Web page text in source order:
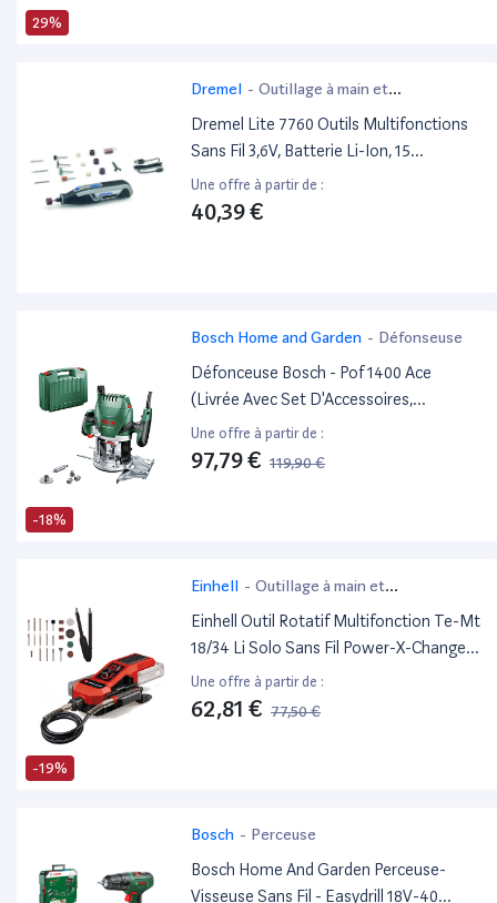
29%
Dremel - Outillage à main et
électroportatif
Dremel Lite 7760 Outils Multifonctions
Sans Fil 3,6V, Batterie Li-Ion, 15
Accessoires Et Plage De Rotation
Variable 8000-25000 Tours/Min Pour
Une offre à partir de :
40,39 €
-18%
Bosch Home and Garden - Défonseuse
Défonceuse Bosch - Pof 1400 Ace
(Livrée Avec Set D'Accessoires,
Régulation Électronique Constante,
Réglage De La Profondeur De Fraisage
Une offre à partir de :
97,79 € 119,90 €
-19%
Einhell - Outillage à main et
électroportatif
Einhell Outil Rotatif Multifonction Te-Mt
18/34 Li Solo Sans Fil Power-X-Change
(18 V, Tige De 92 Cm Avec Pointe De
Gravure, Avec Kit De 55 Accessoires)
Une offre à partir de :
62,81 € 77,50 €
Bosch - Perceuse
Bosch Home And Garden Perceuse-
Visseuse Sans Fil - Easydrill 18V-40